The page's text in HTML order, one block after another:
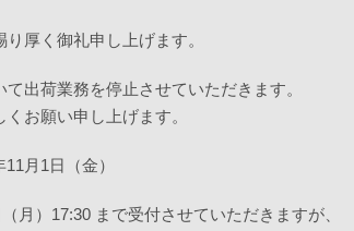
厚く御礼申し上げます。
出荷業務を停止させていただきます。
お願い申し上げます。
月1日（金）
月）17:30 まで受付させていただきますが、